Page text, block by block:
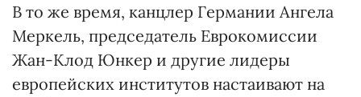
В то же время, канцлер Германии Ангела
Меркель, председатель Еврокомиссии
Жан-Клод Юнкер и другие лидеры
европейских институтов настаивают на